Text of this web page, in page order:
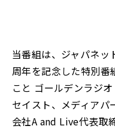
当番組は、ジャパネ
周年を記念した特別番
こと ゴールデンラジ
セイスト、メディアパ
会社A and Live代表取